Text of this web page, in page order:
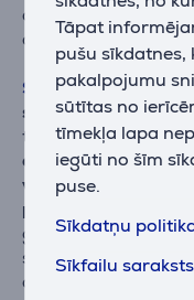
Tāpat
pušu sīkdatnes,
pakalpojumu
sūtītas no
tīmekļa lapa
iegūti no šīm
puse.
Sīkdatņu
Sīkfailu saraksts
aizsērēšanu, un
dažādu veidu
Shark Detect Proir
sūcējs,kas nosaka
tīrīšanas jaudu.
cik netīra ir virsma,
vai spraugās, kāda
pēc apgaismojuma
gadījumos putekļu
samazina jaudu,
apgaismojumu.